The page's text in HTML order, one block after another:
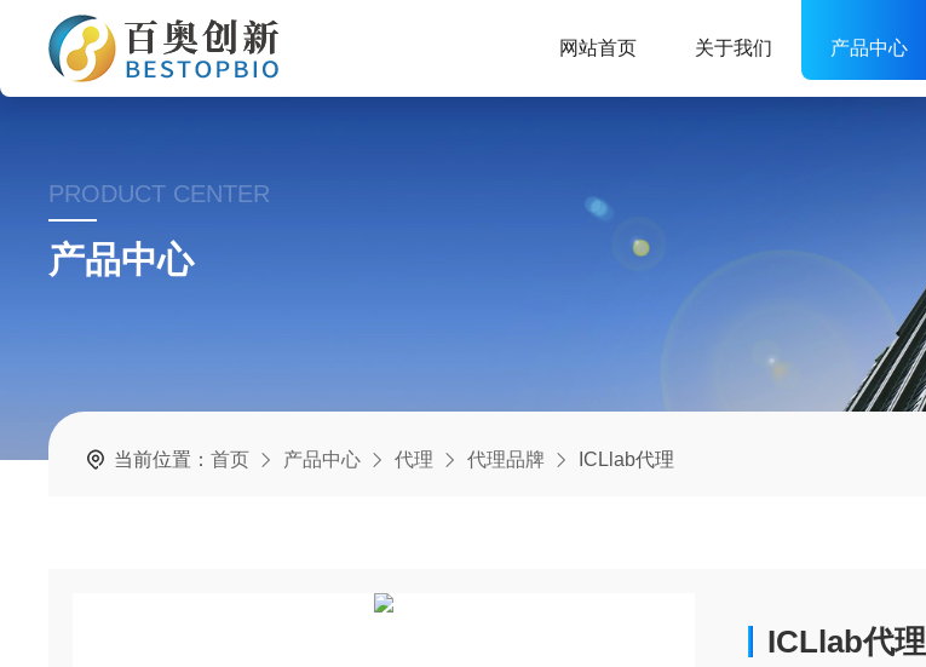
网站首页 关于我们 产品中心
PRODUCT CENTER
产品中心
当前位置：首页 产品中心 代理 代理品牌 ICLlab代理
ICLlab代理